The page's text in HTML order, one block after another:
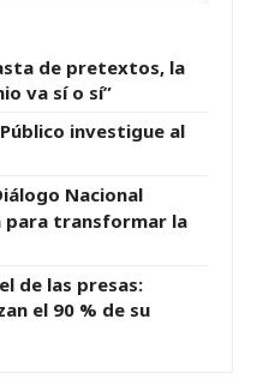
de pretextos, la
va sí o sí”
investigue al
Nacional
para transformar la
de las presas:
el 90 % de su